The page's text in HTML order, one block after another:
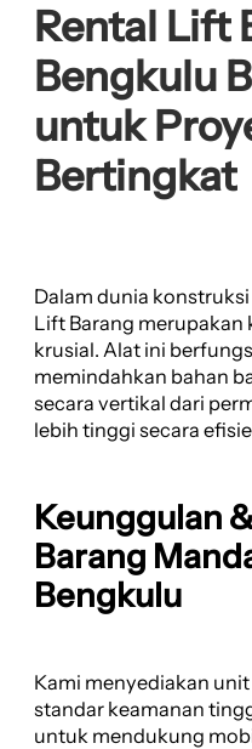
Rental Lift
Bengkulu
untuk
Bertingkat
Dalam dunia
Lift Barang
krusial. Alat ini
memindahkan bahan
secara vertikal dari
lebih tinggi secara
Keunggulan
Barang
Bengkulu
Kami menyediakan
standar keamanan
untuk mendukung